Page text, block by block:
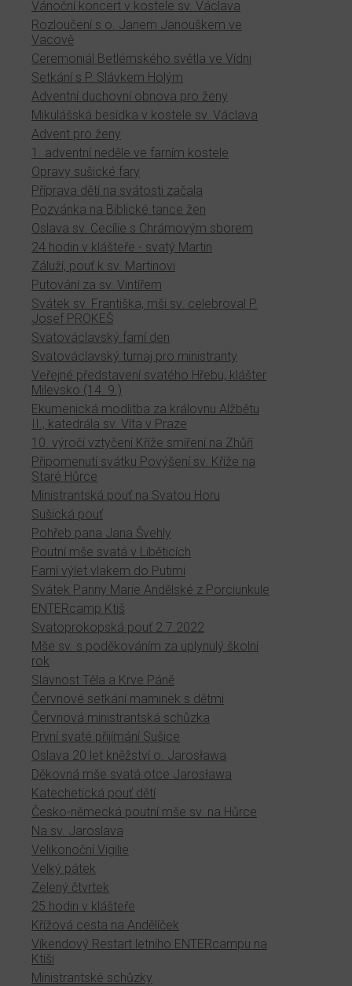
Vánoční koncert v kostele sv. Václava
Rozloučení s o. Janem Janouškem ve
Vacově
Ceremoniál Betlémského světla ve Vídni
Setkání s P. Slávkem Holým
Adventní duchovní obnova pro ženy
Mikulášská besídka v kostele sv. Václava
Advent pro ženy
1. adventní neděle ve farním kostele
Opravy sušické fary
Příprava dětí na svátosti začala
Pozvánka na Biblické tance žen
Oslava sv. Cecílie s Chrámovým sborem
24 hodin v klášteře - svatý Martin
Záluží, pouť k sv. Martinovi
Putování za sv. Vintířem
Svátek sv. Františka, mši sv. celebroval P.
Josef PROKEŠ
Svatováclavský farní den
Svatováclavský turnaj pro ministranty
Veřejné představení svatého Hřebu, klášter
Milevsko (14. 9.)
Ekumenická modlitba za královnu Alžbětu
II., katedrála sv. Víta v Praze
10. výročí vztyčení Kříže smíření na Zhůří
Připomenutí svátku Povýšení sv. Kříže na
Staré Hůrce
Ministrantská pouť na Svatou Horu
Sušická pouť
Pohřeb pana Jana Švehly
Poutní mše svatá v Liběticích
Farní výlet vlakem do Putimi
Svátek Panny Marie Andělské z Porciunkule
ENTERcamp Ktiš
Svatoprokopská pouť 2.7.2022
Mše sv. s poděkováním za uplynulý školní
rok
Slavnost Těla a Krve Páně
Červnové setkání maminek s dětmi
Červnová ministrantská schůzka
První svaté přijímání Sušice
Oslava 20 let kněžství o. Jarosława
Děkovná mše svatá otce Jarosława
Katechetická pouť dětí
Česko-německá poutní mše sv. na Hůrce
Na sv. Jaroslava
Velikonoční Vigilie
Velký pátek
Zelený čtvrtek
25 hodin v klášteře
Křížová cesta na Andělíček
Víkendový Restart letního ENTERcampu na
Ktiši
Ministrantské schůzky